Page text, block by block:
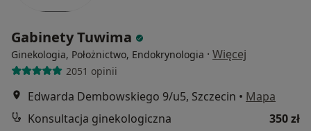
Gabinety Tuwima
Ginekologia, Położnictwo, Endokrynologia · Więcej
2051 opinii
Edwarda Dembowskiego 9/u5, Szczecin • Mapa
Konsultacja ginekologiczna
350 zł